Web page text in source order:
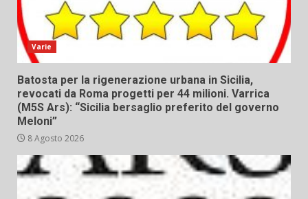
Varie
Batosta per la rigenerazione urbana in Sicilia,
revocati da Roma progetti per 44 milioni. Varrica
(M5S Ars): “Sicilia bersaglio preferito del governo
Meloni”
8 Agosto 2026